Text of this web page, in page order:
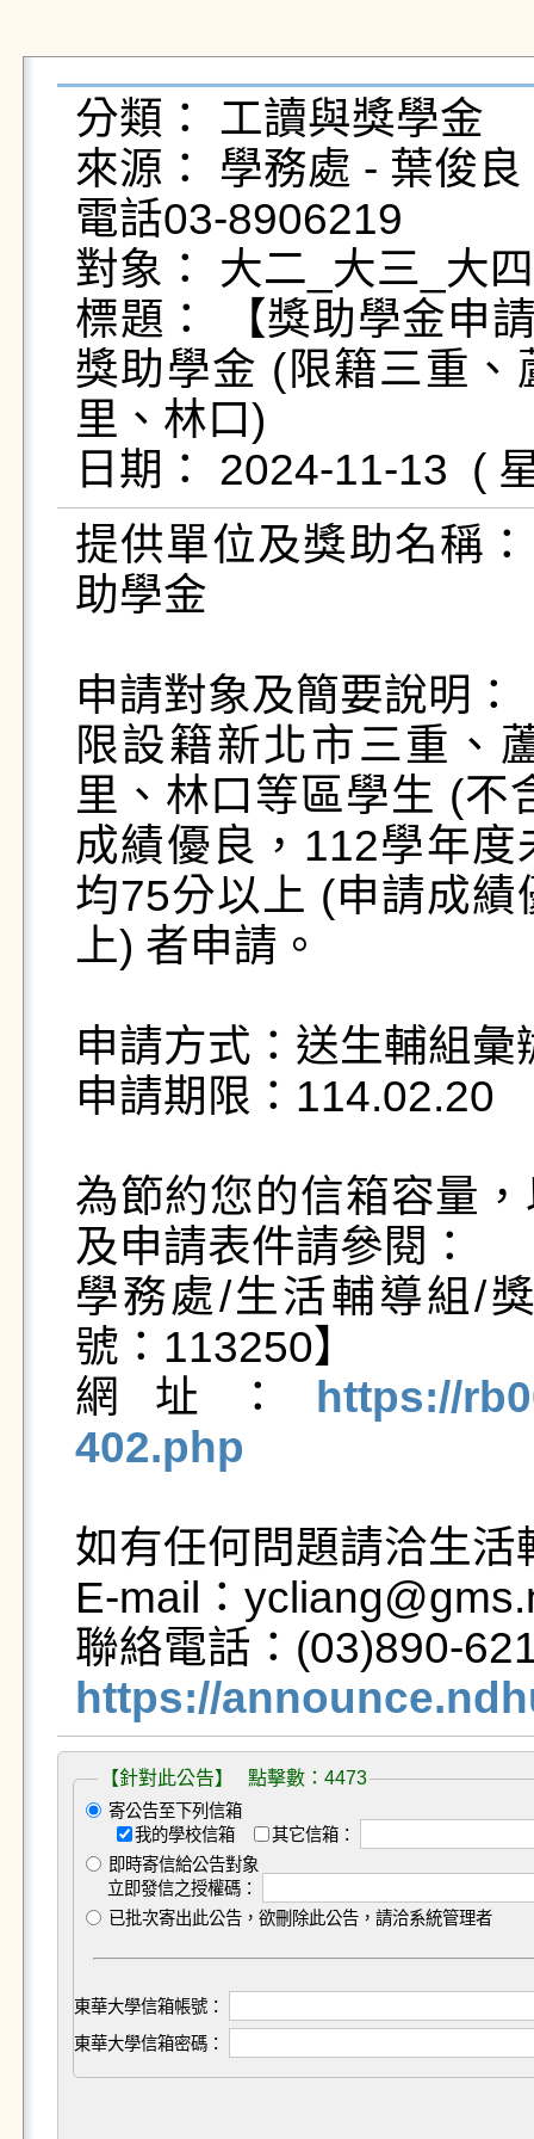
分類： 工讀與獎學金
來源： 學務處 - 葉俊
電話03-8906219
對象： 大二_大三_大
標題： 【獎助學金申
獎助學金 (限籍三重
里、林口)
提供單位及獎助名稱
助學金
申請對象及簡要說明：
限設籍新北市三重、
里、林口等區學生 (不
成績優良，112學年
均75分以上 (申請成
上) 者申請。
申請方式：送生輔組彙
申請期限：114.02.20
為節約您的信箱容量
及申請表件請參閱：
學務處/生活輔導組/
號：113250】
網址：
https://
402.php
如有任何問題請洽生
E-mail：
https://
【針對此公告】 點擊數：4473
寄公告至下列信箱
我的學校信箱
其它信箱：
即時寄信給公告對象
立即發信之授權碼：
已批次寄出此公告，欲刪除此公告，請洽系統管理者
東華大學信箱帳號：
東華大學信箱密碼：